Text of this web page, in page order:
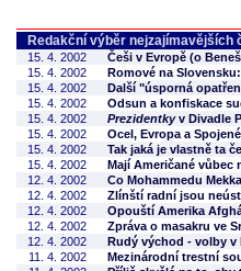
Redakční výběr nejzajímavějších
15. 4. 2002
Češi v Evropě (o
15. 4. 2002
Romové na
15. 4. 2002
Další "úsporná
15. 4. 2002
Odsun a konfiskace
15. 4. 2002
Prezidentkyv Divadle
15. 4. 2002
Ocel, Evropa a
15. 4. 2002
Tak jaká je vlastně ta
15. 4. 2002
Mají Američané vůbec
12. 4. 2002
Co Mohammedu
12. 4. 2002
Zlínští radní jsou
12. 4. 2002
Opouští Amerika
12. 4. 2002
Zpráva o masakru ve
12. 4. 2002
Rudý východ - volby v
11. 4. 2002
Mezinárodní trestní